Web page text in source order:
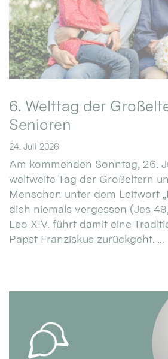
6. Welttag der
Senioren
24. Juli 2026
Am kommenden Sonntag, 26.
weltweite Tag der Großeltern
Menschen unter dem Leitwort
dich niemals vergessen (Jes
Leo XIV. führt damit eine
Papst Franziskus zurückgeht. ...